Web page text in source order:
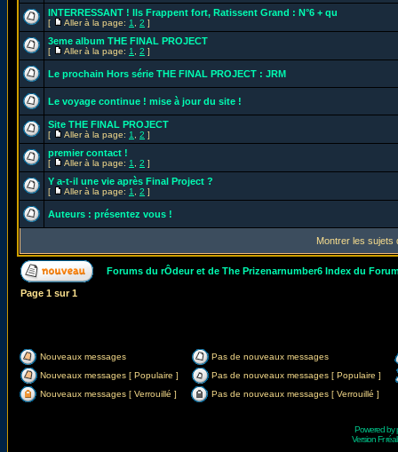
INTERRESSANT ! Ils Frappent fort, Ratissent Grand : N°6 + qu
[ Aller à la page: 1 2 ]
3eme album THE FINAL PROJECT
[ Aller à la page: 1 2 ]
Le prochain Hors série THE FINAL PROJECT : JRM
Le voyage continue ! mise à jour du site !
Site THE FINAL PROJECT
[ Aller à la page: 1 2 ]
premier contact !
[ Aller à la page: 1 2 ]
Y a-t-il une vie après Final Project ?
[ Aller à la page: 1 2 ]
Auteurs : présentez vous !
Montrer les sujets
Forums du rÔdeur et de The Prizenarnumber6 Index du
Page 1 sur1
Nouveaux messages
Pas de nouveaux messages
Nouveaux messages [ Populaire ]
Pas de nouveaux messages [ Populaire ]
Nouveaux messages [ Verrouillé ]
Pas de nouveaux messages [ Verrouillé ]
Powered by
Version Fr